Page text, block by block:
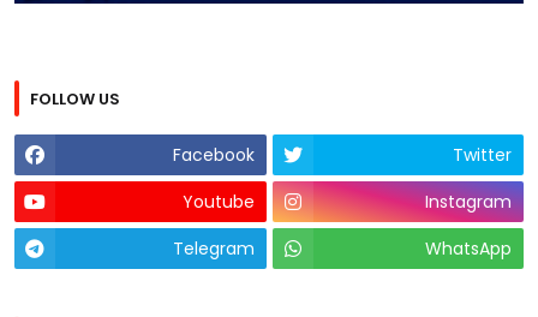
FOLLOW US
Facebook
Twitter
Youtube
Instagram
Telegram
WhatsApp